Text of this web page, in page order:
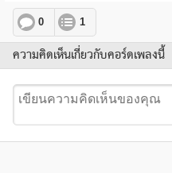
0 1
ความคิดเห็นเกี่ยวกับคอร์ดเพลงนี้